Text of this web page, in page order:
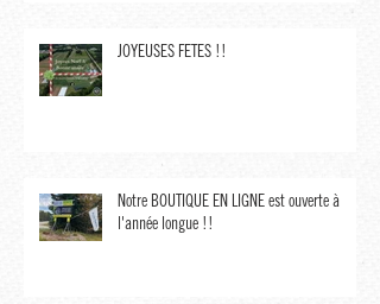
JOYEUSES FÊTES !!
Notre BOUTIQUE EN LIGNE est ouverte à
l'année longue !!